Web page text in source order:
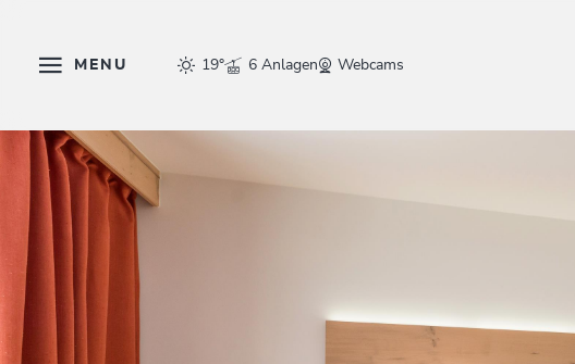
MENU 19° 6 Anlagen Webcams